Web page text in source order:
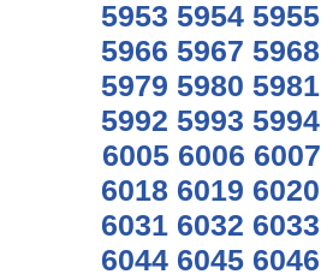
5953 5954 5955
5966 5967 5968
5979 5980 5981
5992 5993 5994
6005 6006 6007
6018 6019 6020
6031 6032 6033
6044 6045 6046